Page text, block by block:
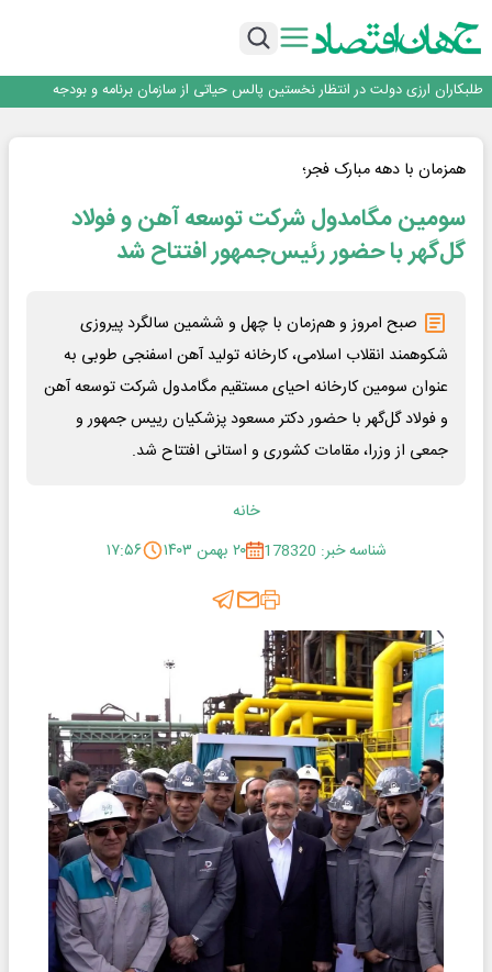
عملیات تخصصی شهرداری منطقه یک برای صیانت از چنارهای میدان تجریش
طلبکاران ارزی دولت در انتظار نخستین پالس حیاتی از سازمان برنامه و بودجه
تداوم اعتماد قرارگاه سازندگی خاتم‌الانبیا به بیمه دی برای پنجمین سال متوالی
همزمان با دهه مبارک فجر؛
سومین مگامدول شرکت توسعه آهن و فولاد
گل‌گهر با حضور رئیس‌جمهور افتتاح شد
صبح امروز و هم‌زمان با چهل و ششمین سالگرد پیروزی
شکوهمند انقلاب اسلامی، کارخانه تولید آهن اسفنجی طوبی به
عنوان سومین کارخانه احیای مستقیم مگامدول شرکت توسعه آهن
و فولاد گل‌گهر با حضور دکتر مسعود پزشکیان رییس جمهور و
جمعی از وزرا، مقامات کشوری و استانی افتتاح شد.
خانه
شناسه خبر: 178320
۲۰ بهمن ۱۴۰۳ ۱۷:۵۶